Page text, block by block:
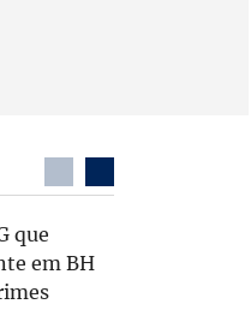
que
em BH